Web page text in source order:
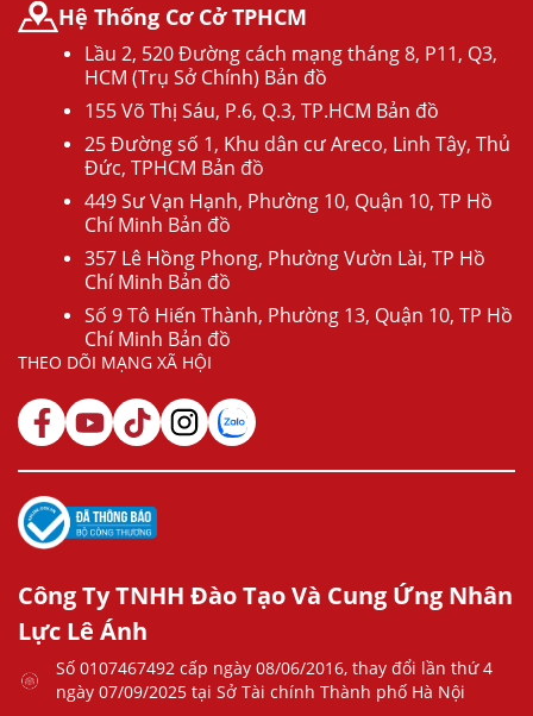
Hệ Thống Cơ Cở TPHCM
Lầu 2, 520 Đường cách mạng tháng 8, P11, Q3,
HCM (Trụ Sở Chính) Bản đồ
155 Võ Thị Sáu, P.6, Q.3, TP.HCM Bản đồ
25 Đường số 1, Khu dân cư Areco, Linh Tây, Thủ
Đức, TPHCM Bản đồ
449 Sư Vạn Hạnh, Phường 10, Quận 10, TP Hồ
Chí Minh Bản đồ
357 Lê Hồng Phong, Phường Vườn Lài, TP Hồ
Chí Minh Bản đồ
Số 9 Tô Hiến Thành, Phường 13, Quận 10, TP Hồ
Chí Minh Bản đồ
THEO DÕI MẠNG XÃ HỘI
Công Ty TNHH Đào Tạo Và Cung Ứng Nhân
Lực Lê Ánh
Số 0107467492 cấp ngày 08/06/2016, thay đổi lần thứ 4
ngày 07/09/2025 tại Sở Tài chính Thành phố Hà Nội